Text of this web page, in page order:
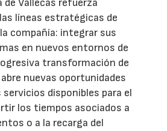
de Vallecas refuerza
líneas estratégicas de
compañía: integrar sus
en nuevos entornos de
transformación de
nuevas oportunidades
servicios disponibles para el
los tiempos asociados a
o a la recarga del